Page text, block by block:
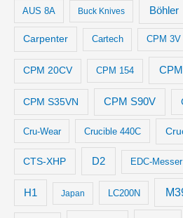
AUS 8A Buck Knives Böhler
Carpenter Cartech CPM 3V
CPM 20CV CPM 154
CPM S35VN CPM S90V
Cru-Wear Crucible 440C
CTS-XHP D2 EDC-Messer
H1 Japan LC200N